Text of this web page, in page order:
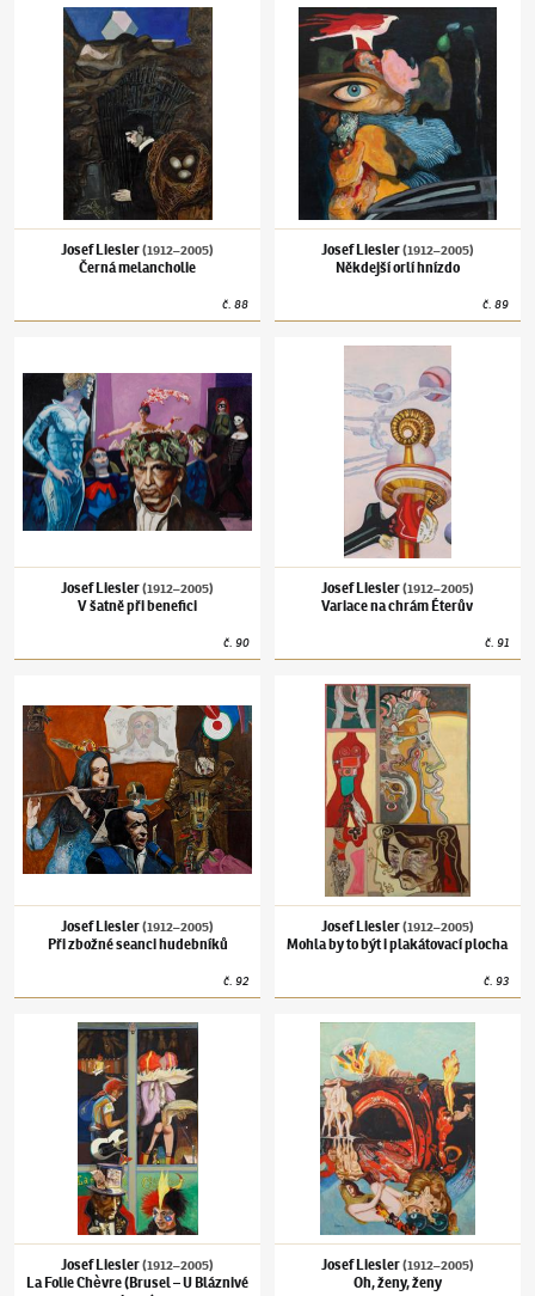
Josef Liesler(1912–2005)Černá melancholie
Josef Liesler(1912–2005)
Černá melancholie
č.88
Josef Liesler(1912–2005)Někdejší orlí
Josef Liesler(1912–2005)
Někdejší orlí hnízdo
č.89
Josef Liesler(1912–2005)
V šatně při benefici
č.90
Josef Liesler(1912–2005)Variace na
Josef Liesler(1912–2005)
Variace na chrám Éterův
č.91
Při zbožné seanci hudebníků
Josef Liesler(1912–2005)
Při zbožné seanci hudebníků
č.92
Josef Liesler(1912–2005)Mohla by to být i
Josef Liesler(1912–2005)
Mohla by to být i plakátovací plocha
č.93
Josef Liesler(1912–2005)La Folie Chèvre (Brusel – U Bláznivé kozy)
Josef Liesler(1912–2005)
La Folie Chèvre (Brusel – U Bláznivé
Josef Liesler(1912–2005)Oh, ženy, ženy
Josef Liesler(1912–2005)
Oh, ženy, ženy